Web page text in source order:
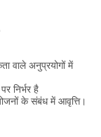
वाले अनुप्रयोगों में
निर्भर है
के संबंध में आवृत्ति।